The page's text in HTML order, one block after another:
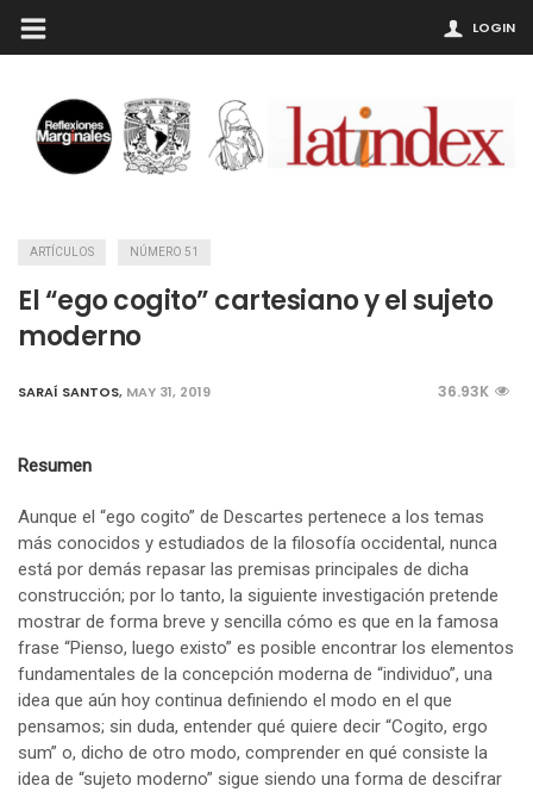
LOGIN
ARTÍCULOS NÚMERO 51
El “ego cogito” cartesiano y el sujeto
moderno
SARAÍ SANTOS, MAY 31, 2019 36.93K
Resumen
Aunque el “ego cogito” de Descartes pertenece a los temas
más conocidos y estudiados de la filosofía occidental, nunca
está por demás repasar las premisas principales de dicha
construcción; por lo tanto, la siguiente investigación pretende
mostrar de forma breve y sencilla cómo es que en la famosa
frase “Pienso, luego existo” es posible encontrar los elementos
fundamentales de la concepción moderna de “individuo”, una
idea que aún hoy continua definiendo el modo en el que
pensamos; sin duda, entender qué quiere decir “Cogito, ergo
sum” o, dicho de otro modo, comprender en qué consiste la
idea de “sujeto moderno” sigue siendo una forma de descifrar